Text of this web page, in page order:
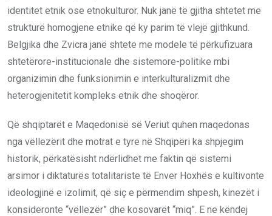
identitet etnik ose etnokulturor. Nuk janë të gjitha shtetet me
strukturë homogjene etnike që ky parim të vlejë gjithkund.
Belgjika dhe Zvicra janë shtete me modele të përkufizuara
shtetërore-institucionale dhe sistemore-politike mbi
organizimin dhe funksionimin e interkulturalizmit dhe
heterogjenitetit kompleks etnik dhe shoqëror.
Që shqiptarët e Maqedonisë së Veriut quhen maqedonas
nga vëllezërit dhe motrat e tyre në Shqipëri ka shpjegim
historik, përkatësisht ndërlidhet me faktin që sistemi
arsimor i diktaturës totalitariste të Enver Hoxhës e kultivonte
ideologjinë e izolimit, që siç e përmendim shpesh, kinezët i
konsideronte “vëllezër” dhe kosovarët “miq”. E ne këndej